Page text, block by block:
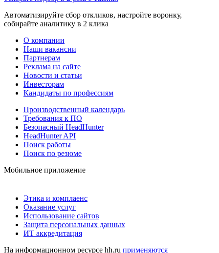
Автоматизируйте сбор откликов, настройте воронку,
собирайте аналитику в 2 клика
О компании
Наши вакансии
Партнерам
Реклама на сайте
Новости и статьи
Инвесторам
Кандидаты по профессиям
Производственный календарь
Требования к ПО
Безопасный HeadHunter
HeadHunter API
Поиск работы
Поиск по резюме
Мобильное приложение
Этика и комплаенс
Оказание услуг
Использование сайтов
Защита персональных данных
ИТ аккредитация
На информационном ресурсе hh.ru применяются